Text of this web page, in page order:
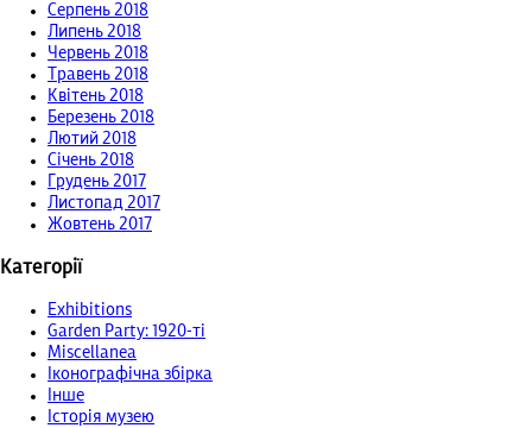
Серпень 2018
Липень 2018
Червень 2018
Травень 2018
Квітень 2018
Березень 2018
Лютий 2018
Січень 2018
Грудень 2017
Листопад 2017
Жовтень 2017
Категорії
Exhibitions
Garden Party: 1920-ті
Miscellanea
Іконографічна збірка
Інше
Історія музею